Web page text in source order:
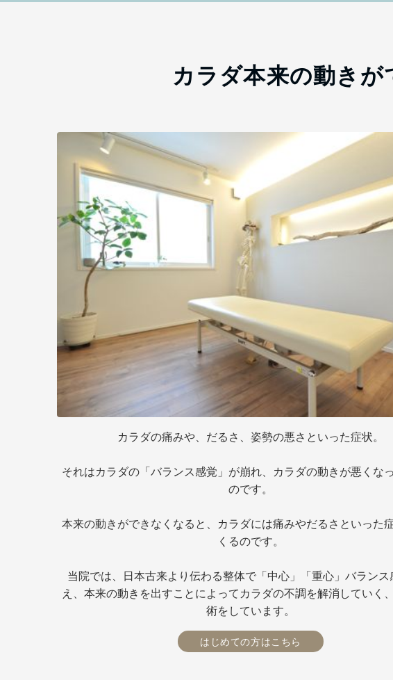
カラダ本来の動きが
カラダの痛みや、だるさ、姿勢の悪さといった症状。
それはカラダの「バランス感覚」が崩れ、カラダの動きが悪くな
のです。
本来の動きができなくなると、カラダには痛みやだるさといった
くるのです。
当院では、日本古来より伝わる整体で「中心」「重心」バランス
え、本来の動きを出すことによってカラダの不調を解消していく
術をしています。
はじめての方はこちら